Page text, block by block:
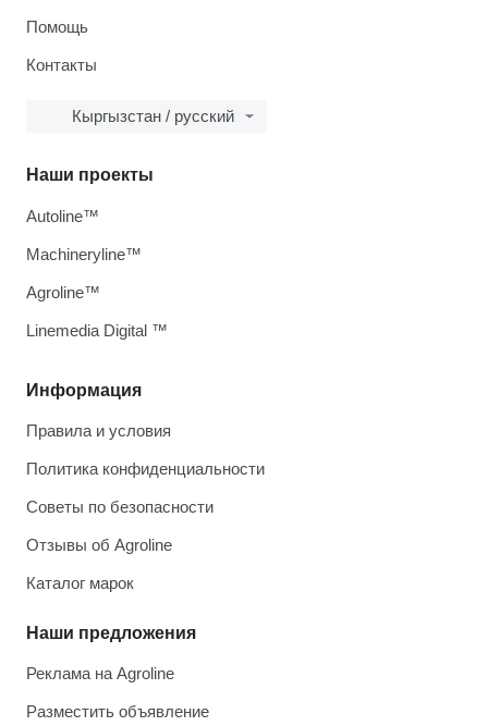
Помощь
Контакты
Кыргызстан / русский
Информация
Правила и условия
Политика конфиденциальности
Советы по безопасности
Отзывы об Agroline
Каталог марок
Наши предложения
Реклама на Agroline
Разместить объявление
Наши проекты
Autoline™
Machineryline™
Agroline™
Linemedia Digital ™